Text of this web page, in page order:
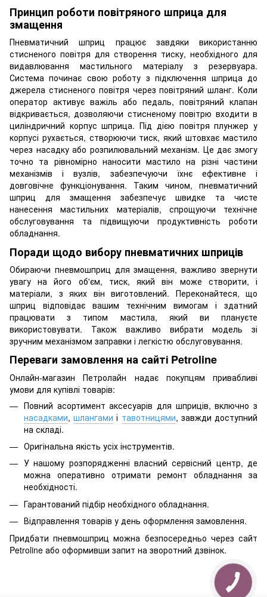
Принцип роботи повітряного шприца для
змащення
Пневматичний шприц працює завдяки використанню
стисненого повітря для створення тиску, необхідного для
видавлювання мастильного матеріалу з резервуара.
Система починає свою роботу з підключення шприца до
джерела стисненого повітря через повітряний шланг. Коли
оператор активує важіль або педаль, повітряний клапан
відкривається, дозволяючи стисненому повітрю входити в
циліндричний корпус шприца. Під дією повітря плунжер у
корпусі рухається, створюючи тиск, який штовхає мастило
через насадку або розпилювальний механізм. Це дає змогу
точно та рівномірно наносити мастило на різні частини
механізмів і вузлів, забезпечуючи їхнє ефективне і
довговічне функціонування. Таким чином, пневматичний
шприц для змащення забезпечує швидке та чисте
нанесення мастильних матеріалів, спрощуючи технічне
обслуговування та підвищуючи продуктивність роботи
обладнання.
Поради щодо вибору пневматичних шприців
Обираючи пневмошприц для змащення, важливо звернути
увагу на його об'єм, тиск, який він може створити, і
матеріали, з яких він виготовлений. Переконайтеся, що
шприц відповідає вашим технічним вимогам і здатний
працювати з типом мастила, який ви плануєте
використовувати. Також важливо вибрати модель зі
зручним механізмом заправки і легкістю обслуговування.
Переваги замовлення на сайті Petroline
Онлайн-магазин Петролайн надає покупцям привабливі
умови для купівлі товарів:
Повний асортимент аксесуарів для шприців, включно з
насадками,шлангами і тавотницями, завжди доступний
на складі.
Оригінальна якість усіх інструментів.
У нашому розпорядженні власний сервісний центр, де
можна оперативно отримати ремонт обладнання за
необхідності.
Гарантований підбір необхідного обладнання.
Відправлення товарів у день оформлення замовлення.
Придбати пневмошприц можна безпосередньо через сайт
Petroline або оформивши запит на зворотний дзвінок.